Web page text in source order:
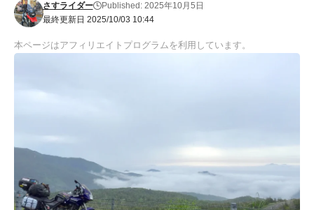
最終更新日 2025/10/03 10:44
さすライダー Published: 2025年10月5日
本ページはアフィリエイトプログラムを利用しています。